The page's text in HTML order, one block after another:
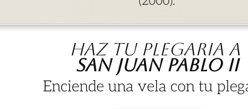
Haz tu plegaria a
San Juan Pablo II
Enciende una vela con tu